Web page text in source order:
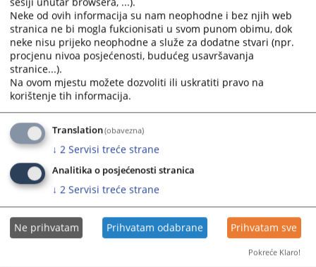
Вијест доступна још на: Bosanski jezik Hrvatski jezik
133ПРЕГЛЕДА
Neke od ovih informacija su nam neophodne i bez njih web
stranica ne bi mogla fukcionisati u svom punom obimu, dok
neke nisu prijeko neophodne a služe za dodatne stvari (npr.
procjenu nivoa posjećenosti, budućeg usavršavanja
stranice...).
Na ovom mjestu možete dozvoliti ili uskratiti pravo na
korištenje tih informacija.
Translation(obavezna)
↓ 2 Servisi treće strane
Analitika o posjećenosti stranica
↓ 2 Servisi treće strane
Ne prihvatam Prihvatam odabrane Prihvatam sve
Pokreće Klaro!